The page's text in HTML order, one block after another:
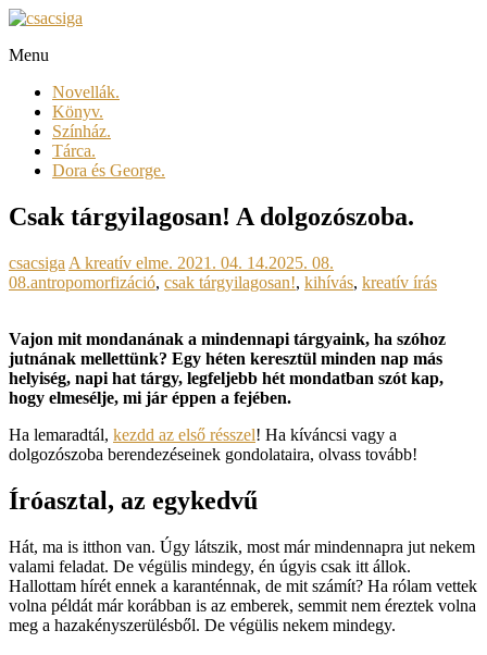
Skip
content
csacsiga
megél.
regél.
Menu
Novellák.
Könyv.
Színház.
Tárca.
Dora és George.
Csak tárgyilagosan! A dolgozószoba.
csacsiga A kreatív elme. 2021. 04. 14.2025. 08.
08.antropomorfizáció, csak tárgyilagosan!, kihívás, kreatív írás
Vajon mit mondanának a mindennapi tárgyaink, ha szóhoz
jutnának mellettünk? Egy héten keresztül minden nap más
helyiség, napi hat tárgy, legfeljebb hét mondatban szót kap,
hogy elmesélje, mi jár éppen a fejében.
Ha lemaradtál, kezdd az első résszel! Ha kíváncsi vagy a
dolgozószoba berendezéseinek gondolataira, olvass tovább!
Íróasztal, az egykedvű
Hát, ma is itthon van. Úgy látszik, most már mindennapra jut nekem
valami feladat. De végülis mindegy, én úgyis csak itt állok.
Hallottam hírét ennek a karanténnak, de mit számít? Ha rólam vettek
volna példát már korábban is az emberek, semmit nem éreztek volna
meg a hazakényszerülésből. De végülis nekem mindegy.